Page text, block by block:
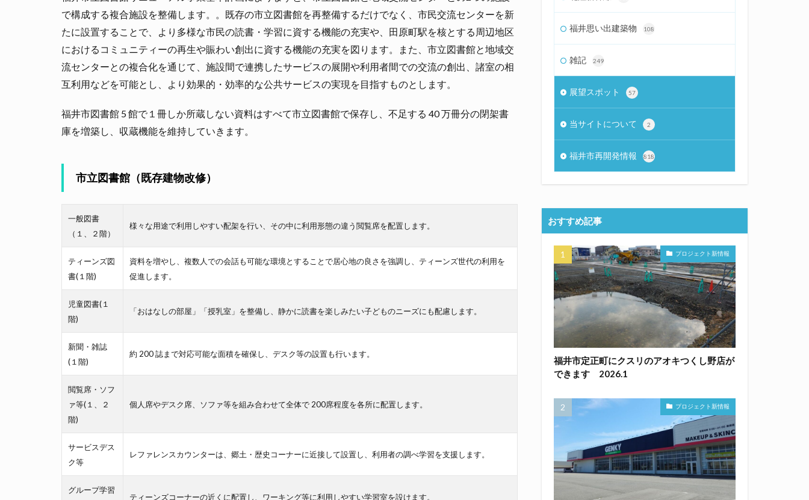
で構成する複合施設を整備します。。既存の市立図書館を再整備するだけでなく、市民交流センターを新
たに設置することで、より多様な市民の読書・学習に資する機能の充実や、田原町駅を核とする周辺地区
におけるコミュニティーの再生や賑わい創出に資する機能の充実を図ります。また、市立図書館と地域交
流センターとの複合化を通じて、施設間で連携したサービスの展開や利用者間での交流の創出、諸室の相
互利用などを可能とし、より効果的・効率的な公共サービスの実現を目指すものとします。
福井市図書館 5 館で１冊しか所蔵しない資料はすべて市立図書館で保存し、不足する 40 万冊分の閉架書
庫を増築し、収蔵機能を維持していきます。
市立図書館（既存建物改修）
一般図書
（１、２階）
様々な用途で利用しやすい配架を行い、その中に利用形態の違う閲覧席を配置します。
ティーンズ図
書(１階)
資料を増やし、複数人での会話も可能な環境とすることで居心地の良さを強調し、ティーンズ世代の利用を
促進します。
児童図書(１
階)
「おはなしの部屋」「授乳室」を整備し、静かに読書を楽しみたい子どものニーズにも配慮します。
新聞・雑誌
(１階)
約 200 誌まで対応可能な面積を確保し、デスク等の設置も行います。
閲覧席・ソフ
ァ等(１、２
階)
個人席やデスク席、ソファ等を組み合わせて全体で 200席程度を各所に配置します。
サービスデス
ク等
レファレンスカウンターは、郷土・歴史コーナーに近接して設置し、利用者の調べ学習を支援します。
グループ学習
ティーンズコーナーの近くに配置し、ワーキング等に利用しやすい学習室を設けます。
福井思い出建築物 108
雑記 249
展望スポット 57
当サイトについて 2
福井市再開発情報 818
おすすめ記事
プロジェクト新情報
福井市定正町にクスリのアオキつくし野店が
できます 2026.1
プロジェクト新情報